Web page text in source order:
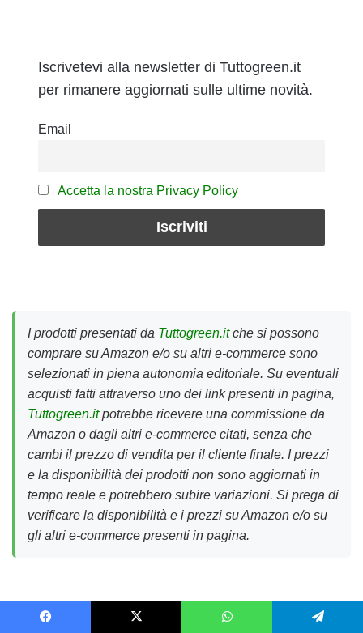
Iscrivetevi alla newsletter di Tuttogreen.it
per rimanere aggiornati sulle ultime novità.
Email
Accetta la nostra Privacy Policy
I prodotti presentati da Tuttogreen.itche si possono
comprare su Amazon e/o su altri e-commerce sono
selezionati in piena autonomia editoriale. Su eventuali
acquisti fatti attraverso uno dei link presenti in pagina,
Tuttogreen.itpotrebbe ricevere una commissione da
Amazon o dagli altri e-commerce citati, senza che
cambi il prezzo di vendita per il cliente finale. I prezzi
e la disponibilità dei prodotti non sono aggiornati in
tempo reale e potrebbero subire variazioni. Si prega di
verificare la disponibilità e i prezzi su Amazon e/o su
gli altri e-commerce presenti in pagina.